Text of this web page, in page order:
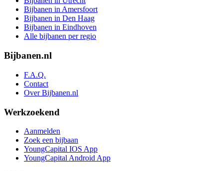
Bijbanen in Amersfoort
Bijbanen in Den Haag
Bijbanen in Eindhoven
Alle bijbanen per regio
Bijbanen.nl
F.A.Q.
Contact
Over Bijbanen.nl
Werkzoekend
Aanmelden
Zoek een bijbaan
YoungCapital IOS App
YoungCapital Android App